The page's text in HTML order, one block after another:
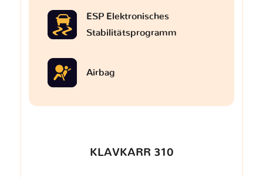
ESP Elektronisches
Stabilitätsprogramm
Airbag
KLAVKARR 310